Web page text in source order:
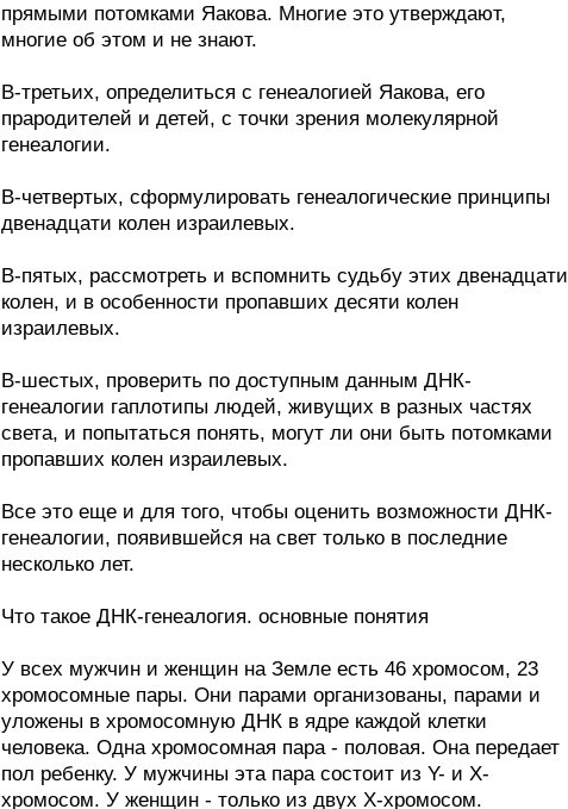
прямыми потомками Яакова. Многие это утверждают,
многие об этом и не знают.
В-третьих, определиться с генеалогией Яакова, его
прародителей и детей, с точки зрения молекулярной
генеалогии.
В-четвертых, сформулировать генеалогические принципы
двенадцати колен израилевых.
В-пятых, рассмотреть и вспомнить судьбу этих двенадцати
колен, и в особенности пропавших десяти колен
израилевых.
В-шестых, проверить по доступным данным ДНК-
генеалогии гаплотипы людей, живущих в разных частях
света, и попытаться понять, могут ли они быть потомками
пропавших колен израилевых.
Все это еще и для того, чтобы оценить возможности ДНК-
генеалогии, появившейся на свет только в последние
несколько лет.
Что такое ДНК-генеалогия. основные понятия
У всех мужчин и женщин на Земле есть 46 хромосом, 23
хромосомные пары. Они парами организованы, парами и
уложены в хромосомную ДНК в ядре каждой клетки
человека. Одна хромосомная пара - половая. Она передает
пол ребенку. У мужчины эта пара состоит из Y- и Х-
хромосом. У женщин - только из двух Х-хромосом.